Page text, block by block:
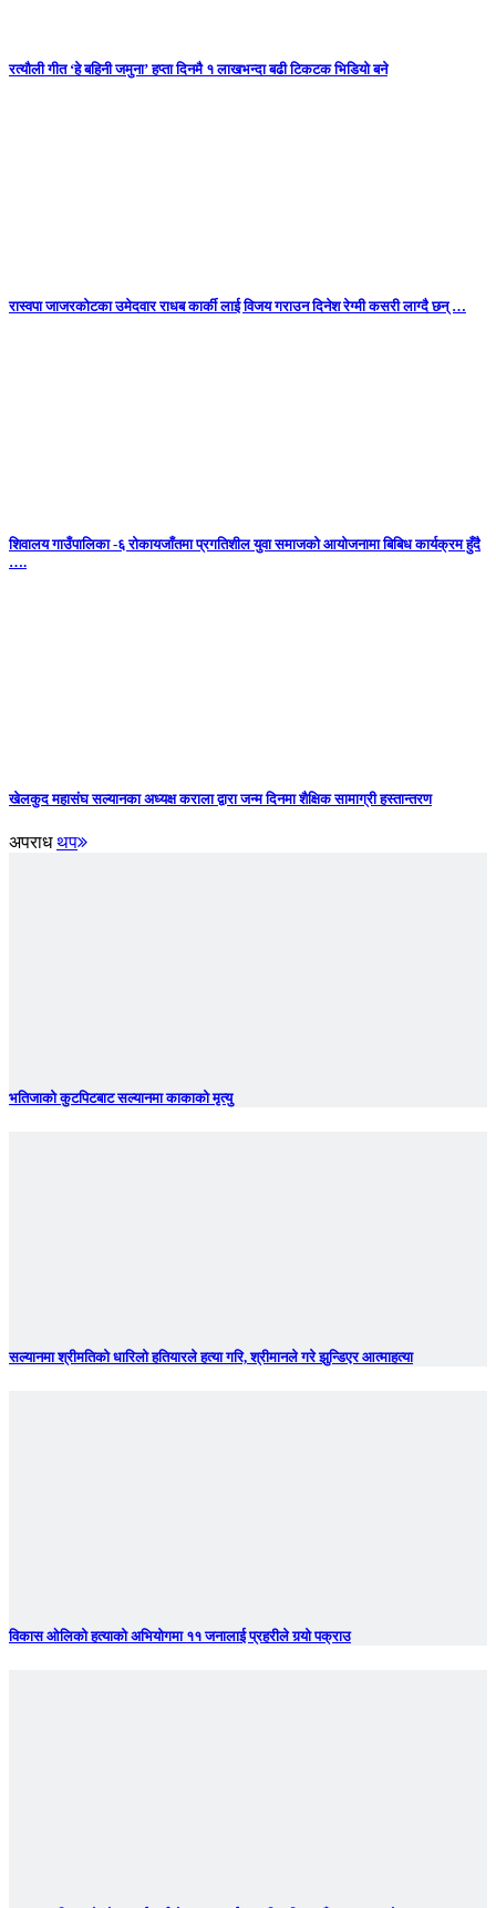
रत्यौली गीत ‘हे बहिनी जमुना’ हप्ता दिनमै १ लाखभन्दा बढी टिकटक भिडियो बने
रास्वपा जाजरकोटका उमेदवार राधब कार्की लाई विजय गराउन दिनेश रेग्मी कसरी लाग्दै छन् …
शिवालय गाउँपालिका -६ रोकायजाँतमा प्रगतिशील युवा समाजको आयोजनामा बिबिध कार्यक्रम हुँदै
….
खेलकुद महासंघ सल्यानका अध्यक्ष कराला द्वारा जन्म दिनमा शैक्षिक सामाग्री हस्तान्तरण
अपराध थप
भतिजाको कुटपिटबाट सल्यानमा काकाको मृत्यु
सल्यानमा श्रीमतिको धारिलो हतियारले हत्या गरि, श्रीमानले गरे झुन्डिएर आत्माहत्या
विकास ओलिको हत्याको अभियोगमा ११ जनालाई प्रहरीले गर्‍यो पक्राउ